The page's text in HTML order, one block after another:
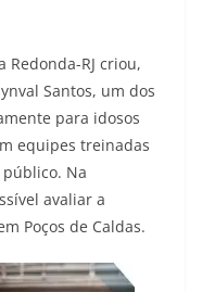
Redonda-RJ criou,
Santos, um dos
para idosos
equipes treinadas
Na
avaliar a
Poços de Caldas.